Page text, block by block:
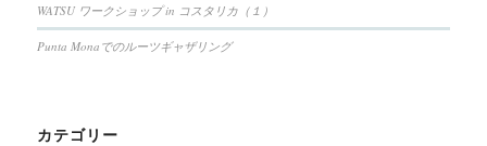
WATSU ワークショップ in コスタリカ（１）
Punta Monaでのルーツギャザリング
カテゴリー